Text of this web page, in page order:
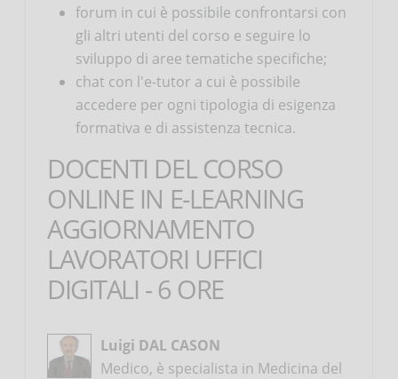
forum in cui è possibile confrontarsi con
gli altri utenti del corso e seguire lo
sviluppo di aree tematiche specifiche;
chat con l'e-tutor a cui è possibile
accedere per ogni tipologia di esigenza
formativa e di assistenza tecnica.
DOCENTI DEL CORSO
ONLINE IN E-LEARNING
AGGIORNAMENTO
LAVORATORI UFFICI
DIGITALI - 6 ORE
Luigi DAL CASON
Medico, è specialista in Medicina del